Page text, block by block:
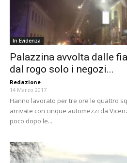
In Evidenza
Palazzina avvolta dalle
dal rogo solo i negozi...
Redazione -
14 Marzo 2017
Hanno lavorato per tre ore le quattro
arrivate con cinque automezzi da
poco dopo le...